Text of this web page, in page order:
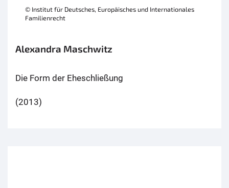
© Institut für Deutsches, Europäisches und Internationales
Familienrecht
Alexandra Maschwitz
Die Form der Eheschließung
(2013)